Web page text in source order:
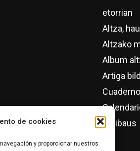
de cookies
y proporcionar nuestros
etorrian
Altza,
Altzako
Album
Artiga
Estibaus